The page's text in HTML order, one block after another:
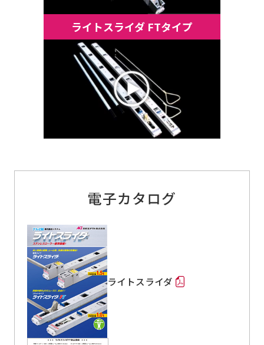
ライトスライダ FTタイプ
電子カタログ
ライトスライダ